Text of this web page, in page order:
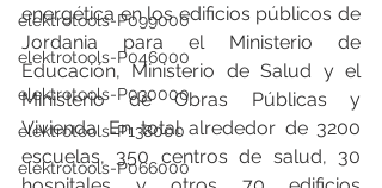
elektrotools-P099000
elektrotools-P046000
elektrotools-P030000
elektrotools-P138000
elektrotools-P066000
energética en los edificios públicos de
Jordania para el Ministerio de
Educación, Ministerio de Salud y el
Ministerio de Obras Públicas y
Vivienda. En total alrededor de 3200
escuelas, 350 centros de salud, 30